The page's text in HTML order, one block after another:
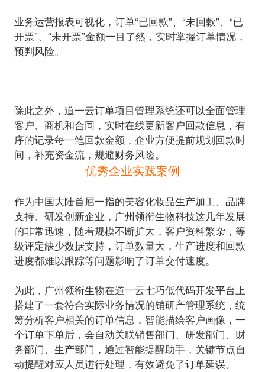
业务运营报表可视化，订单“已回款”、“未回款”、“已
开票”、“未开票”金额一目了然，实时掌握订单情况，
预判风险。
除此之外，道一云订单项目管理系统还可以全面管理
客户、商机和合同，实时在线更新客户回款信息，有
序的记录每一笔回款金额，企业方便提前规划回款时
优秀企业实践案例
作为中国大陆首屈一指的美容化妆品生产加工、品牌
支持、研发创新企业，广州领衔生物科技这几年发展
的非常迅速，随着规模不断扩大，客户资料繁杂，等
级评定缺少数据支持，订单数量大，生产进度和回款
进度都难以跟踪等问题影响了订单交付速度。
为此，广州领衔生物在道一云七巧低代码开发平台上
搭建了一套符合实际业务情况的销研产管理系统，统
筹分析客户相关的订单信息，智能描绘客户画像，一
个订单下单后，会自动关联销售部门、研发部门、财
务部门、生产部门，通过智能提醒助手，关键节点自
动提醒对应人员进行处理，有效避免了订单延误。